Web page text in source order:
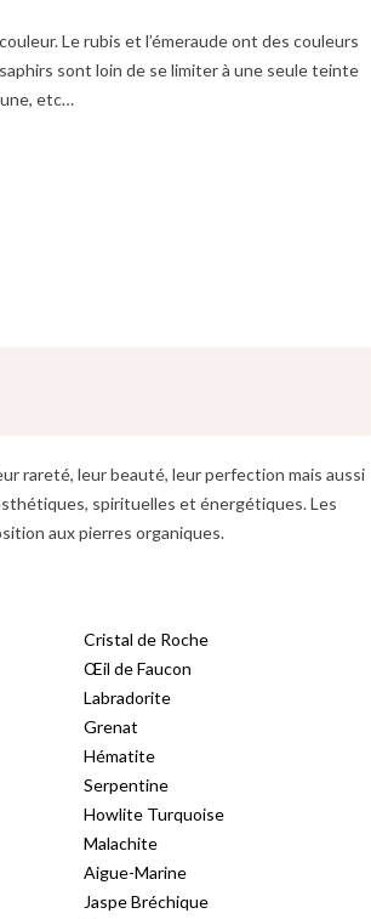
Le rubis et l’émeraude ont des couleurs
sont loin de se limiter à une seule teinte
etc…
rareté, leur beauté, leur perfection mais aussi
spirituelles et énergétiques. Les
aux pierres organiques.
Cristal de Roche
Œil de Faucon
Labradorite
Grenat
Hématite
Serpentine
Howlite Turquoise
Malachite
Aigue-Marine
Jaspe Bréchique